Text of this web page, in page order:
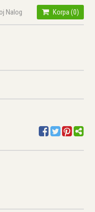
Nalog Korpa (0)